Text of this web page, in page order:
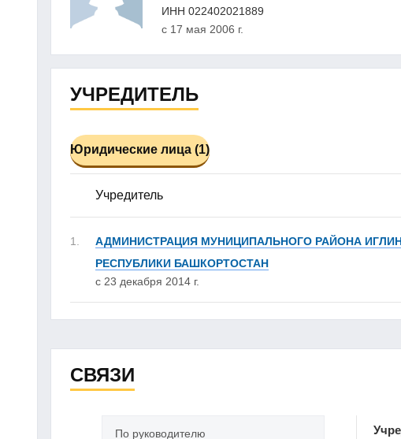
ИНН 022402021889
с 17 мая 2006 г.
УЧРЕДИТЕЛЬ
Юридические лица (1)
Учредитель
1.
АДМИНИСТРАЦИЯ МУНИЦИПАЛЬНОГО РАЙОНА
РЕСПУБЛИКИ БАШКОРТОСТАН
с 23 декабря 2014 г.
СВЯЗИ
По руководителю